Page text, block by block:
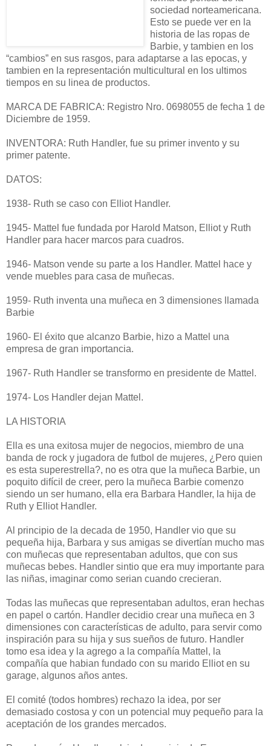
sociedad norteamericana.
Esto se puede ver en la
historia de las ropas de
Barbie, y tambien en los
“cambios” en sus rasgos, para adaptarse a las epocas, y
tambien en la representación multicultural en los ultimos
tiempos en su linea de productos.
MARCA DE FABRICA: Registro Nro. 0698055 de fecha 1 de
Diciembre de 1959.
INVENTORA: Ruth Handler, fue su primer invento y su
primer patente.
DATOS:
1938- Ruth se caso con Elliot Handler.
1945- Mattel fue fundada por Harold Matson, Elliot y Ruth
Handler para hacer marcos para cuadros.
1946- Matson vende su parte a los Handler. Mattel hace y
vende muebles para casa de muñecas.
1959- Ruth inventa una muñeca en 3 dimensiones llamada
Barbie
1960- El éxito que alcanzo Barbie, hizo a Mattel una
empresa de gran importancia.
1967- Ruth Handler se transformo en presidente de Mattel.
1974- Los Handler dejan Mattel.
LA HISTORIA
Ella es una exitosa mujer de negocios, miembro de una
banda de rock y jugadora de futbol de mujeres, ¿Pero quien
es esta superestrella?, no es otra que la muñeca Barbie, un
poquito difícil de creer, pero la muñeca Barbie comenzo
siendo un ser humano, ella era Barbara Handler, la hija de
Ruth y Elliot Handler.
Al principio de la decada de 1950, Handler vio que su
pequeña hija, Barbara y sus amigas se divertían mucho mas
con muñecas que representaban adultos, que con sus
muñecas bebes. Handler sintio que era muy importante para
las niñas, imaginar como serian cuando crecieran.
Todas las muñecas que representaban adultos, eran hechas
en papel o cartón. Handler decidio crear una muñeca en 3
dimensiones con características de adulto, para servir como
inspiración para su hija y sus sueños de futuro. Handler
tomo esa idea y la agrego a la compañía Mattel, la
compañía que habian fundado con su marido Elliot en su
garage, algunos años antes.
El comité (todos hombres) rechazo la idea, por ser
demasiado costosa y con un potencial muy pequeño para la
aceptación de los grandes mercados.